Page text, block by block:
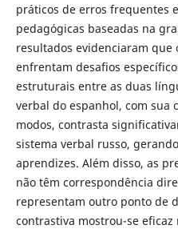
práticos de erros frequentes
pedagógicas baseadas na
resultados evidenciaram que
enfrentam desafios
estruturais entre as duas
verbal do espanhol, com sua
modos, contrasta
sistema verbal russo,
aprendizes. Além disso, as
não têm correspondência
representam outro ponto de
contrastiva mostrou-se